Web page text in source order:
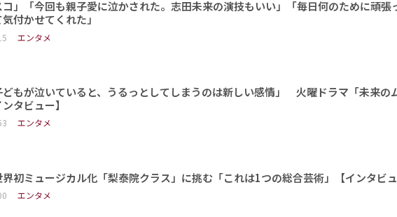
コ」「今回も親子愛に泣かされた。志田未来の演技もいい」「毎日何のために頑張
付かせてくれた」
エンタメ
もが泣いていると、うるっとしてしまうのは新しい感情」 火曜ドラマ「未来の
タビュー】
エンタメ
初ミュージカル化「梨泰院クラス」に挑む「これは1つの総合芸術」【インタビ
エンタメ